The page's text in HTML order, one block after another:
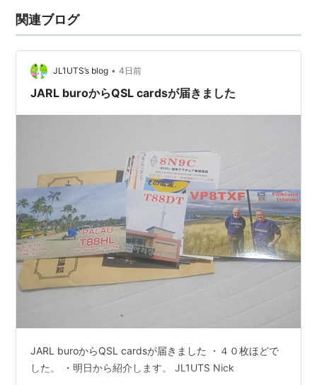
し、アマチュアバンドの確保や各国のアマチュア無
線の普及発展に協力して行くこと
機関誌の発行や QSLカードの転送など、会員が日々
のアマチュア無線をよりよく行えるよう各種のサー
ビスを行うこと
るよう努力して行くこと
といったことになっている（公式より）。
不特定多数との交信を行うことを目的としているアマチ
ュア無線家は JARL に入会し QSLカード交換などを行
っている。加入は強制ではなく、あくまで任意。
最近は、アマチュア無線の無線家の要望とマッチしない
活動をしているとか、会長が固定されているなどアマチ
ュア無線家の中でも評価が分かれており、加入していな
い無線家が増えているらしい。
・ 創 立＝大正15年６月12日
・ 会員数＝正員 70,105 家族会員 2,750 准員
関連ブログ
JL1UTS’s blog • 4日前
JARL buroからQSL cardsが届きました
JARL buroからQSL cardsが届きました ・４０枚ほどで
した。 ・明日から紹介します。 JL1UTS Nick